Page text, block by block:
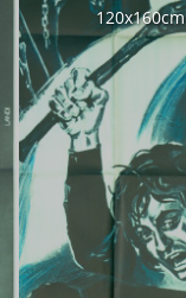
120x160cm